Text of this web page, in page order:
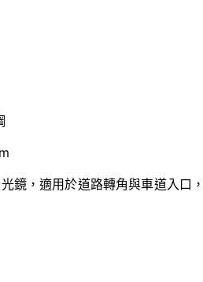
鏡，適用於道路轉角與車道入口